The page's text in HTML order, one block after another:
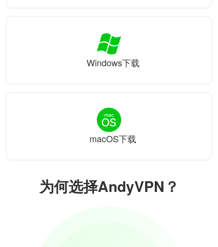
为何选择AndyVPN？
Windows下载
macOS下载